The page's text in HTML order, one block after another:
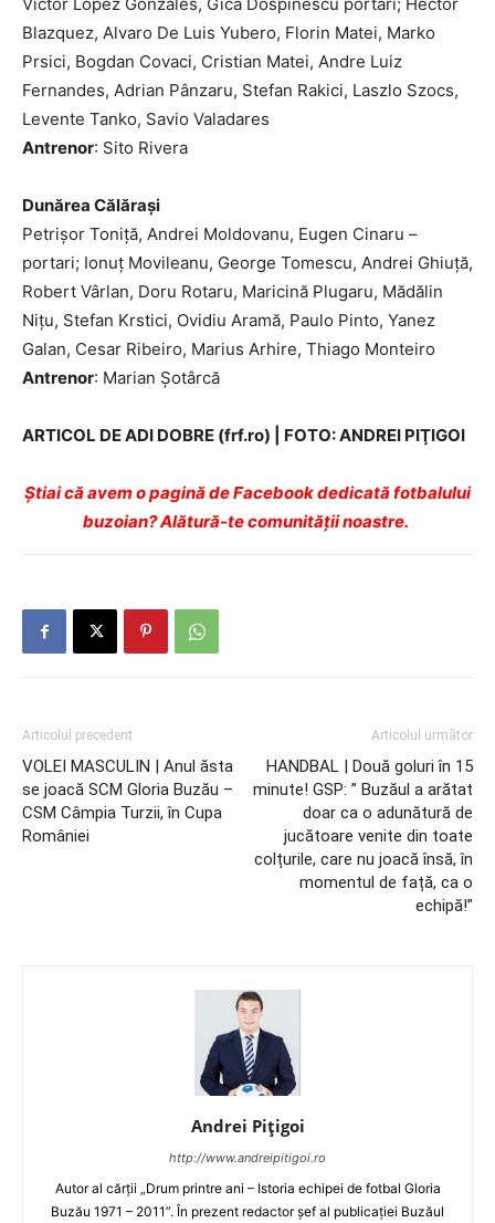
Victor Lopez Gonzales, Gică Dospinescu portari; Hector
Blazquez, Alvaro De Luis Yubero, Florin Matei, Marko
Prsici, Bogdan Covaci, Cristian Matei, Andre Luiz
Fernandes, Adrian Pânzaru, Stefan Rakici, Laszlo Szocs,
Levente Tanko, Savio Valadares
Antrenor: Sito Rivera
Dunărea Călărași
Petrișor Toniță, Andrei Moldovanu, Eugen Cinaru –
portari; Ionuț Movileanu, George Tomescu, Andrei Ghiuță,
Robert Vârlan, Doru Rotaru, Maricină Plugaru, Mădălin
Nițu, Stefan Krstici, Ovidiu Aramă, Paulo Pinto, Yanez
Galan, Cesar Ribeiro, Marius Arhire, Thiago Monteiro
Antrenor: Marian Șotârcă
ARTICOL DE ADI DOBRE (frf.ro) | FOTO: ANDREI PIŢIGOI
Ştiai că avem o pagină de Facebook dedicată fotbalului
buzoian? Alătură-te comunității noastre.
Articolul precedent
VOLEI MASCULIN | Anul ăsta
se joacă SCM Gloria Buzău –
CSM Câmpia Turzii, în Cupa
României
Articolul următor
HANDBAL | Două goluri în 15
minute! GSP: ” Buzăul a arătat
doar ca o adunătură de
jucătoare venite din toate
colțurile, care nu joacă însă, în
momentul de față, ca o
echipă!”
Andrei Pițigoi
http://www.andreipitigoi.ro
Autor al cărţii „Drum printre ani – Istoria echipei de fotbal Gloria
Buzău 1971 – 2011”. În prezent redactor şef al publicaţiei Buzăul